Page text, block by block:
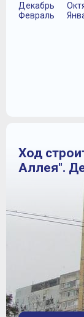
Декабрь
Февраль
Ход
Аллея".